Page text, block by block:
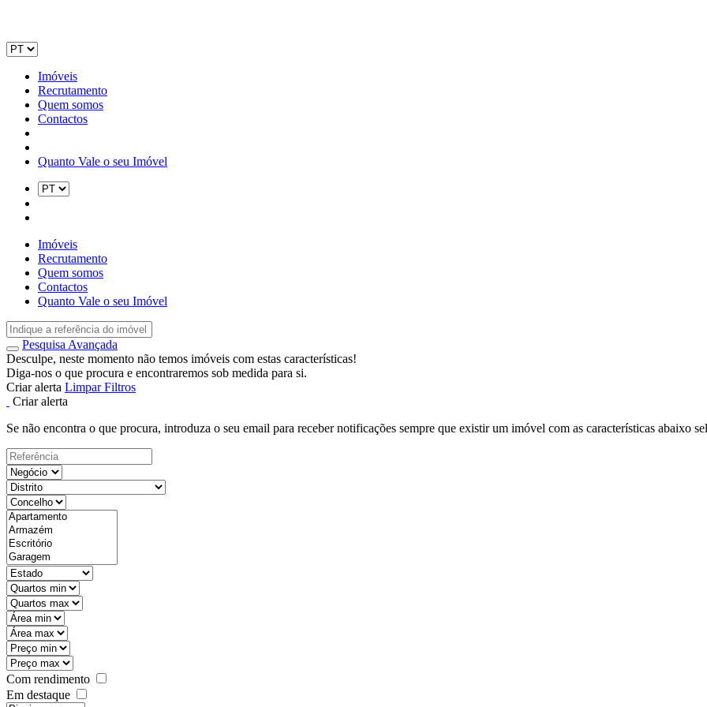
Imóveis
Recrutamento
Quem somos
Contactos
Quanto Vale o seu Imóvel
Imóveis
Recrutamento
Quem somos
Contactos
Quanto Vale o seu Imóvel
Pesquisa Avançada
Desculpe, neste momento não temos imóveis com estas características!
Diga-nos o que procura e encontraremos sob medida para si.
Criar alerta Limpar Filtros
Criar alerta
Se não encontra o que procura, introduza o seu email para receber notificações sempre que existir um imóvel com as características abaixo
Com rendimento
Em destaque